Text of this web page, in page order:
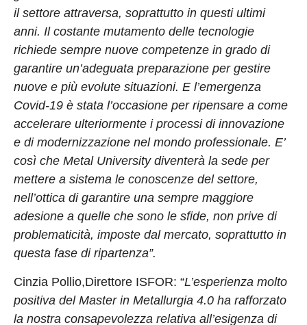
il settore attraversa, soprattutto in questi ultimi
anni. Il costante mutamento delle tecnologie
richiede sempre nuove competenze in grado di
garantire un’adeguata preparazione per gestire
nuove e più evolute situazioni. E l’emergenza
Covid-19 è stata l’occasione per ripensare a come
accelerare ulteriormente i processi di innovazione
e di modernizzazione nel mondo professionale. E’
così che Metal University diventerà la sede per
mettere a sistema le conoscenze del settore,
nell’ottica di garantire una sempre maggiore
adesione a quelle che sono le sfide, non prive di
problematicità, imposte dal mercato, soprattutto in
questa fase di ripartenza”.
Cinzia Pollio,Direttore ISFOR: “L’esperienza molto
positiva del Master in Metallurgia 4.0 ha rafforzato
la nostra consapevolezza relativa all’esigenza di